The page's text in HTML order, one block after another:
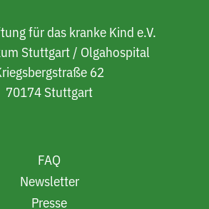
für das kranke Kind e.V.
Stuttgart / Olgahospital
62
70174 Stuttgart
FAQ
Newsletter
Presse